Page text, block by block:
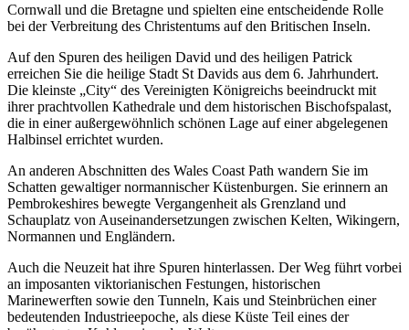
Cornwall und die Bretagne und spielten eine entscheidende Rolle
bei der Verbreitung des Christentums auf den Britischen Inseln.
Auf den Spuren des heiligen David und des heiligen Patrick
erreichen Sie die heilige Stadt St Davids aus dem 6. Jahrhundert.
Die kleinste „City“ des Vereinigten Königreichs beeindruckt mit
ihrer prachtvollen Kathedrale und dem historischen Bischofspalast,
die in einer außergewöhnlich schönen Lage auf einer abgelegenen
Halbinsel errichtet wurden.
An anderen Abschnitten des Wales Coast Path wandern Sie im
Schatten gewaltiger normannischer Küstenburgen. Sie erinnern an
Pembrokeshires bewegte Vergangenheit als Grenzland und
Schauplatz von Auseinandersetzungen zwischen Kelten, Wikingern,
Normannen und Engländern.
Auch die Neuzeit hat ihre Spuren hinterlassen. Der Weg führt vorbei
an imposanten viktorianischen Festungen, historischen
Marinewerften sowie den Tunneln, Kais und Steinbrüchen einer
bedeutenden Industrieepoche, als diese Küste Teil eines der